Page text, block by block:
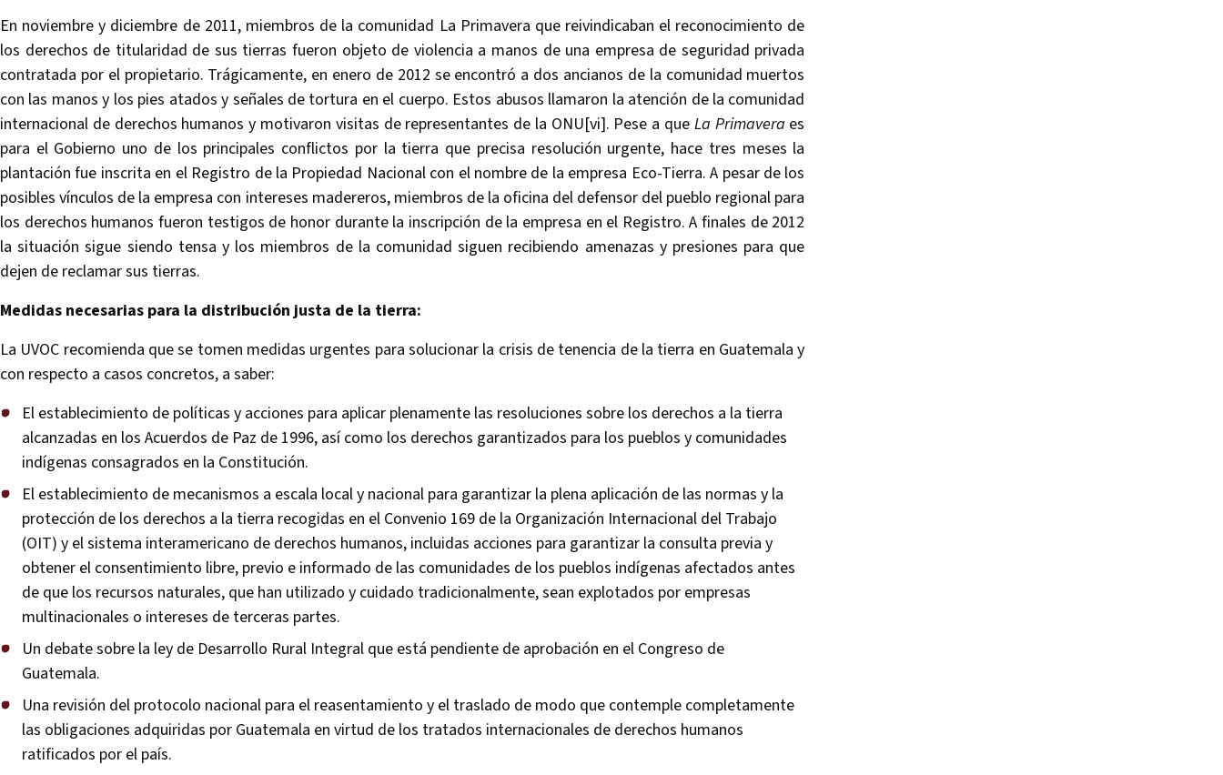
En noviembre y diciembre de 2011, miembros de la comunidad La Primavera que reivindicaban el reconocimiento de
los derechos de titularidad de sus tierras fueron objeto de violencia a manos de una empresa de seguridad privada
contratada por el propietario. Trágicamente, en enero de 2012 se encontró a dos ancianos de la comunidad muertos
con las manos y los pies atados y señales de tortura en el cuerpo. Estos abusos llamaron la atención de la comunidad
internacional de derechos humanos y motivaron visitas de representantes de la ONU[vi]. Pese a que La Primavera es
para el Gobierno uno de los principales conflictos por la tierra que precisa resolución urgente, hace tres meses la
plantación fue inscrita en el Registro de la Propiedad Nacional con el nombre de la empresa Eco-Tierra. A pesar de los
posibles vínculos de la empresa con intereses madereros, miembros de la oficina del defensor del pueblo regional para
los derechos humanos fueron testigos de honor durante la inscripción de la empresa en el Registro. A finales de 2012
la situación sigue siendo tensa y los miembros de la comunidad siguen recibiendo amenazas y presiones para que
dejen de reclamar sus tierras.
Medidas necesarias para la distribución justa de la tierra:
La UVOC recomienda que se tomen medidas urgentes para solucionar la crisis de tenencia de la tierra en Guatemala y
con respecto a casos concretos, a saber:
El establecimiento de políticas y acciones para aplicar plenamente las resoluciones sobre los derechos a la tierra
alcanzadas en los Acuerdos de Paz de 1996, así como los derechos garantizados para los pueblos y comunidades
indígenas consagrados en la Constitución.
El establecimiento de mecanismos a escala local y nacional para garantizar la plena aplicación de las normas y la
protección de los derechos a la tierra recogidas en el Convenio 169 de la Organización Internacional del Trabajo
(OIT) y el sistema interamericano de derechos humanos, incluidas acciones para garantizar la consulta previa y
obtener el consentimiento libre, previo e informado de las comunidades de los pueblos indígenas afectados antes
de que los recursos naturales, que han utilizado y cuidado tradicionalmente, sean explotados por empresas
multinacionales o intereses de terceras partes.
Un debate sobre la ley de Desarrollo Rural Integral que está pendiente de aprobación en el Congreso de
Guatemala.
Una revisión del protocolo nacional para el reasentamiento y el traslado de modo que contemple completamente
las obligaciones adquiridas por Guatemala en virtud de los tratados internacionales de derechos humanos
ratificados por el país.